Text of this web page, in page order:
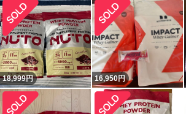
18,999円 16,950円